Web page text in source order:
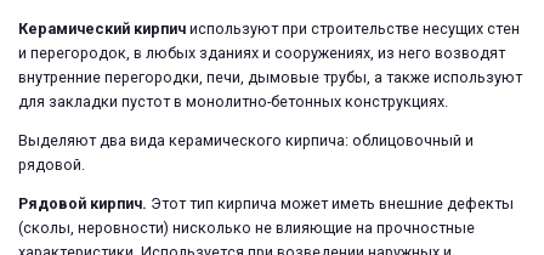
Керамический кирпич используют при строительстве несущих стен
и перегородок, в любых зданиях и сооружениях, из него возводят
внутренние перегородки, печи, дымовые трубы, а также используют
для закладки пустот в монолитно-бетонных конструкциях.
Выделяют два вида керамического кирпича: облицовочный и
рядовой.
Рядовой кирпич. Этот тип кирпича может иметь внешние дефекты
(сколы, неровности) нисколько не влияющие на прочностные